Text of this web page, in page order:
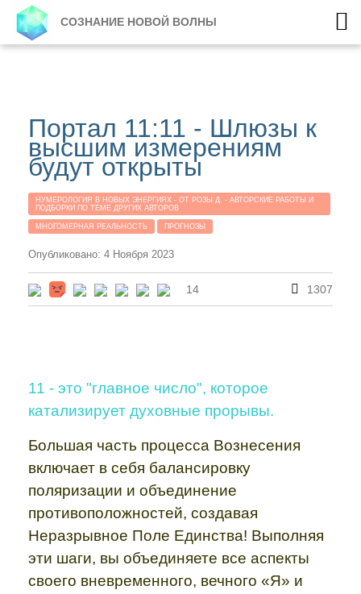
СОЗНАНИЕ НОВОЙ ВОЛНЫ
Портал 11:11 - Шлюзы к
высшим измерениям
будут открыты
НУМЕРОЛОГИЯ В НОВЫХ ЭНЕРГИЯХ - ОТ РОЗЫ Д. - АВТОРСКИЕ РАБОТЫ И
ПОДБОРКИ ПО ТЕМЕ ДРУГИХ АВТОРОВ
МНОГОМЕРНАЯ РЕАЛЬНОСТЬ ПРОГНОЗЫ
Опубликовано: 4 Ноября 2023
14 1307
11 - это "главное число", которое
катализирует духовные прорывы.
Большая часть процесса Вознесения
включает в себя балансировку
поляризации и объединение
противоположностей, создавая
Неразрывное Поле Единства! Выполняя
эти шаги, вы объединяете все аспекты
своего вневременного, вечного «Я» и